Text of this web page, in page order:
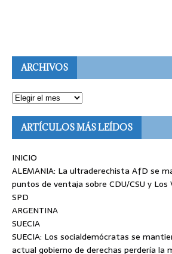
ARCHIVOS
ARTÍCULOS MÁS LEÍDOS
INICIO
ALEMANIA: La ultraderechista AfD se
puntos de ventaja sobre CDU/CSU y Los
SPD
ARGENTINA
SUECIA
SUECIA: Los socialdemócratas se
actual gobierno de derechas perdería la